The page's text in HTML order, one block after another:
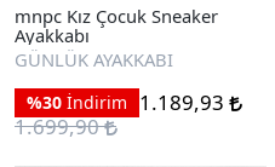
mnpc Kız Çocuk Sneaker
Ayakkabı
GÜNLÜK AYAKKABI
%30 İndirim
1.189,93
1.699,90